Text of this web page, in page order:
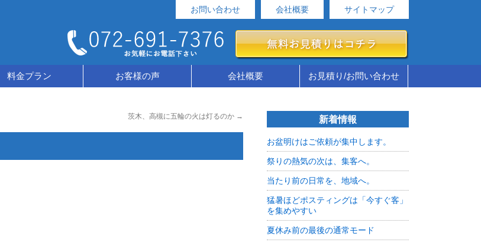
お問い合わせ 会社概要 サイトマップ
料金プラン お客様の声 会社概要 お見積り/お問い合わせ
茨木、高槻に五輪の火は灯るのか → 新着情報
お盆明けはご依頼が集中します。
祭りの熱気の次は、集客へ。
当たり前の日常を、地域へ。
猛暑ほどポスティングは「今すぐ客」
を集めやすい
夏休み前の最後の通常モード